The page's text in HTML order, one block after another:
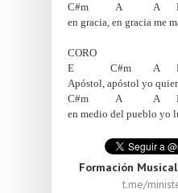
C#m           A             A
en gracia, en gracia me
CORO
E               C#m         A
Apóstol, apóstol yo
C#m           A             A
en medio del pueblo yo
Formación
t.me/